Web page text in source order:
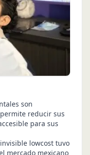
son
reducir sus
para sus
lowcost tuvo
mercado mexicano